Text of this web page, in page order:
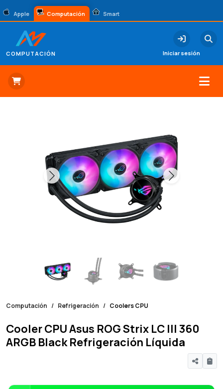
Apple Computación Smart
COMPUTACIÓN Iniciar sesión
Computación Refrigeración Coolers CPU
Cooler CPU Asus ROG Strix LC III 360
ARGB Black Refrigeración Líquida